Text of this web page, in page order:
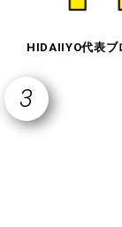
HIDAIIYO代表ブ